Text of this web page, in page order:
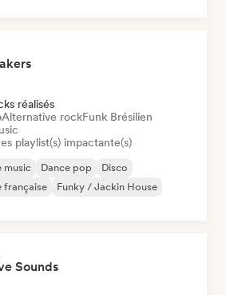
réalisés
Alternative rockFunk Brésilien
playlist(s) impactante(s)
music Dance pop
Disco
française
Funky / Jackin House
Sounds